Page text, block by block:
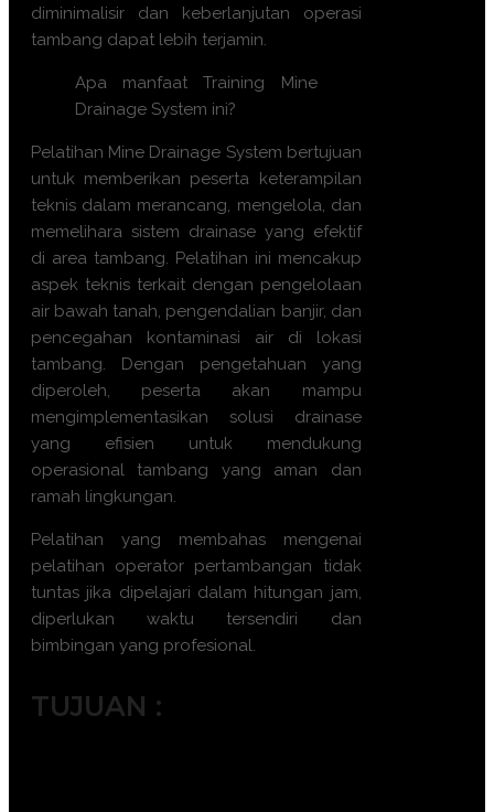
diminimalisir dan keberlanjutan operasi
tambang dapat lebih terjamin.
Apa manfaat Training Mine
Drainage System ini?
Pelatihan Mine Drainage System bertujuan
untuk memberikan peserta keterampilan
teknis dalam merancang, mengelola, dan
memelihara sistem drainase yang efektif
di area tambang. Pelatihan ini mencakup
aspek teknis terkait dengan pengelolaan
air bawah tanah, pengendalian banjir, dan
pencegahan kontaminasi air di lokasi
tambang. Dengan pengetahuan yang
diperoleh, peserta akan mampu
mengimplementasikan solusi drainase
yang efisien untuk mendukung
operasional tambang yang aman dan
ramah lingkungan.
Pelatihan yang membahas mengenai
pelatihan operator pertambangan tidak
tuntas jika dipelajari dalam hitungan jam,
diperlukan waktu tersendiri dan
bimbingan yang profesional.
TUJUAN :